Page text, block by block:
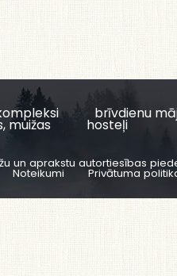
brīvdienu
muižas hosteļi
un aprakstu autortiesības
Noteikumi Privātuma